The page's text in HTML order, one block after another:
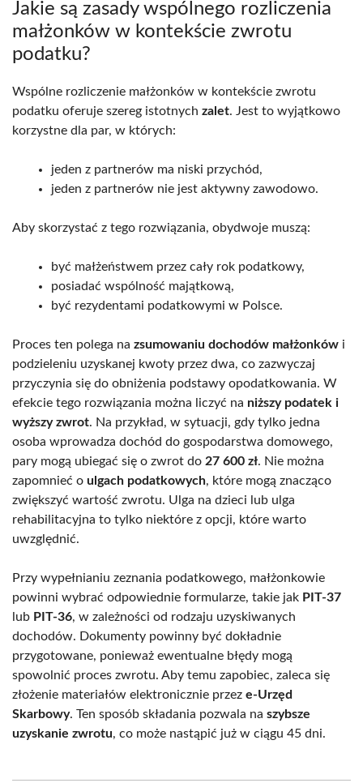
Jakie są zasady wspólnego rozliczenia
małżonków w kontekście zwrotu
podatku?
Wspólne rozliczenie małżonków w kontekście zwrotu
podatku oferuje szereg istotnych zalet. Jest to wyjątkowo
korzystne dla par, w których:
jeden z partnerów ma niski przychód,
jeden z partnerów nie jest aktywny zawodowo.
Aby skorzystać z tego rozwiązania, obydwoje muszą:
być małżeństwem przez cały rok podatkowy,
posiadać wspólność majątkową,
być rezydentami podatkowymi w Polsce.
Proces ten polega na zsumowaniu dochodów małżonków i
podzieleniu uzyskanej kwoty przez dwa, co zazwyczaj
przyczynia się do obniżenia podstawy opodatkowania. W
efekcie tego rozwiązania można liczyć na niższy podatek i
wyższy zwrot. Na przykład, w sytuacji, gdy tylko jedna
osoba wprowadza dochód do gospodarstwa domowego,
pary mogą ubiegać się o zwrot do 27 600 zł. Nie można
zapomnieć o ulgach podatkowych, które mogą znacząco
zwiększyć wartość zwrotu. Ulga na dzieci lub ulga
rehabilitacyjna to tylko niektóre z opcji, które warto
uwzględnić.
Przy wypełnianiu zeznania podatkowego, małżonkowie
powinni wybrać odpowiednie formularze, takie jak PIT-37
lub PIT-36, w zależności od rodzaju uzyskiwanych
dochodów. Dokumenty powinny być dokładnie
przygotowane, ponieważ ewentualne błędy mogą
spowolnić proces zwrotu. Aby temu zapobiec, zaleca się
złożenie materiałów elektronicznie przez e-Urzęd
Skarbowy. Ten sposób składania pozwala na szybsze
uzyskanie zwrotu, co może nastąpić już w ciągu 45 dni.